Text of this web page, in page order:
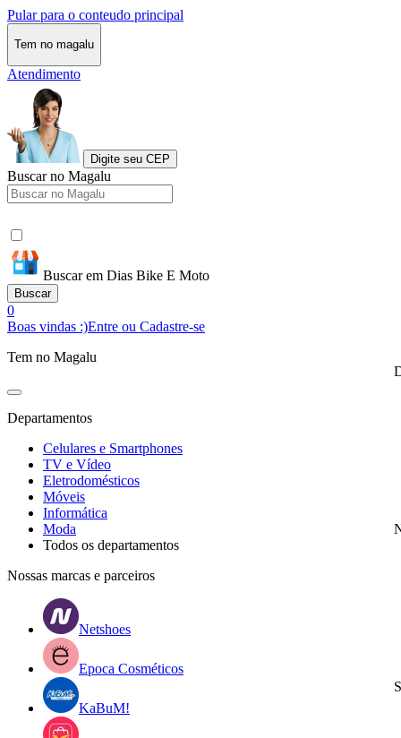
Pular para o conteudo principal
Tem no magalu
Atendimento
Digite seu CEP
Buscar no Magalu
Buscar em Dias Bike E Moto
Buscar
0
Boas vindas :)Entre ou Cadastre-se
Tem no Magalu
Departamentos
Celulares e Smartphones
TV e Vídeo
Eletrodomésticos
Móveis
Informática
Moda
Todos os departamentos
Nossas marcas e parceiros
Netshoes
Epoca Cosméticos
KaBuM!